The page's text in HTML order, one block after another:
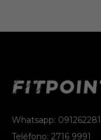
Whatsapp: 091262281
Teléfono: 2716 9991